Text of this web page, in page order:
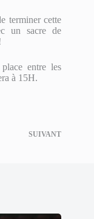
terminer cette
un sacre de
entre les
à 15H.
SUIVANT